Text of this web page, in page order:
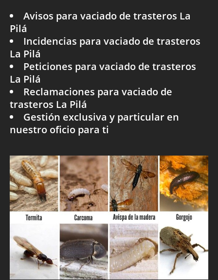
Avisos para vaciado de trasteros La
Pilá
Incidencias para vaciado de trasteros
La Pilá
Peticiones para vaciado de trasteros
La Pilá
Reclamaciones para vaciado de
trasteros La Pilá
Gestión exclusiva y particular en
nuestro oficio para ti